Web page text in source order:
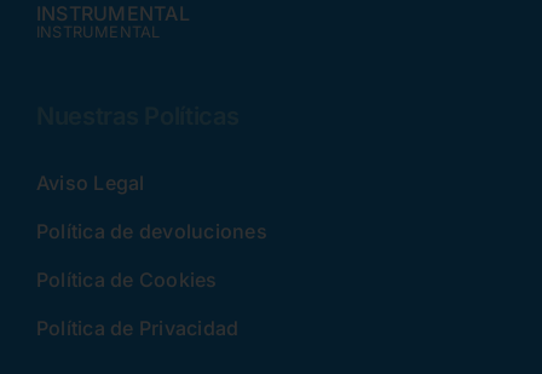
INSTRUMENTAL
INSTRUMENTAL
Aviso Legal
Política de devoluciones
Política de Cookies
Política de Privacidad